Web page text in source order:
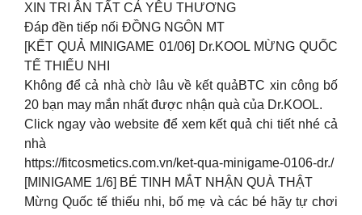
XIN TRI ÂN TẤT CẢ YÊU THƯƠNG
Đáp đền tiếp nối ĐỒNG NGÔN MT
[KẾT QUẢ MINIGAME 01/06] Dr.KOOL MỪNG QUỐC
TẾ THIẾU NHI
Không để cả nhà chờ lâu về kết quảBTC xin công bố
20 bạn may mắn nhất được nhận quà của Dr.KOOL.
Click ngay vào website để xem kết quả chi tiết nhé cả
nhà
https://fitcosmetics.com.vn/ket-qua-minigame-0106-dr./
[MINIGAME 1/6] BÉ TINH MẮT NHẬN QUÀ THẬT
Mừng Quốc tế thiếu nhi, bố mẹ và các bé hãy tự chơi